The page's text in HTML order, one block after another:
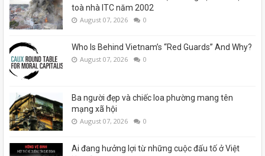
toà nhà ITC năm 2002
August 07, 2026 0
Who Is Behind Vietnam’s “Red Guards” And Why?
August 07, 2026 0
Ba người đẹp và chiếc loa phường mang tên
mạng xã hội
August 07, 2026 0
Ai đang hưởng lợi từ những cuộc đấu tố ở Việt